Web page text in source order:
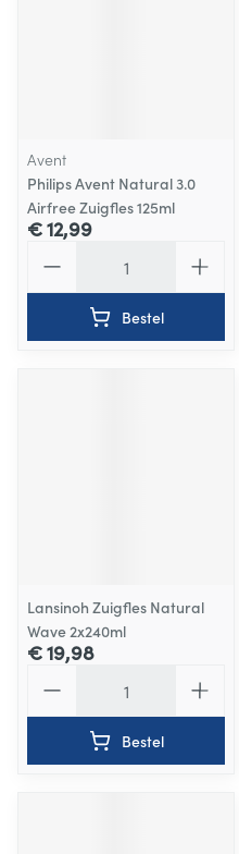
Avent
Philips Avent Natural 3.0
Airfree Zuigfles 125ml
€ 12,99
Bestel
Lansinoh Zuigfles Natural
Wave 2x240ml
€ 19,98
Bestel